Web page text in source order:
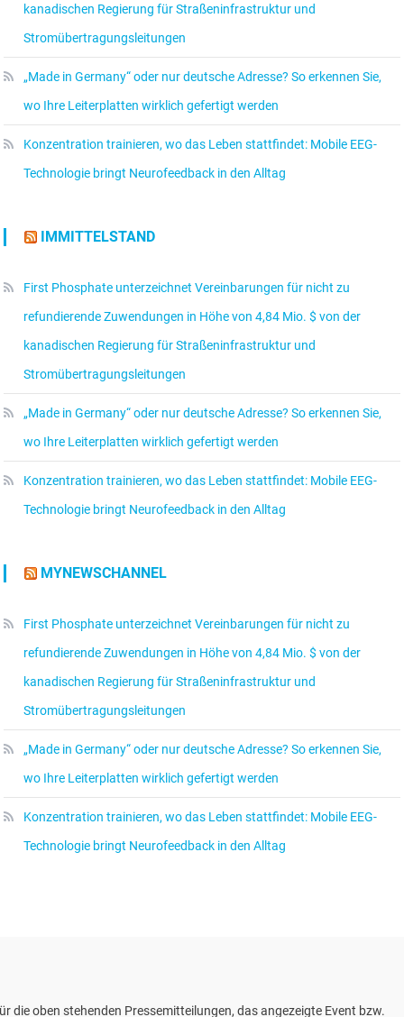
kanadischen Regierung für Straßeninfrastruktur und
Stromübertragungsleitungen
„Made in Germany“ oder nur deutsche Adresse? So erkennen Sie,
wo Ihre Leiterplatten wirklich gefertigt werden
Konzentration trainieren, wo das Leben stattfindet: Mobile EEG-
Technologie bringt Neurofeedback in den Alltag
IMMITTELSTAND
First Phosphate unterzeichnet Vereinbarungen für nicht zu
refundierende Zuwendungen in Höhe von 4,84 Mio. $ von der
kanadischen Regierung für Straßeninfrastruktur und
Stromübertragungsleitungen
„Made in Germany“ oder nur deutsche Adresse? So erkennen Sie,
wo Ihre Leiterplatten wirklich gefertigt werden
Konzentration trainieren, wo das Leben stattfindet: Mobile EEG-
Technologie bringt Neurofeedback in den Alltag
MYNEWSCHANNEL
First Phosphate unterzeichnet Vereinbarungen für nicht zu
refundierende Zuwendungen in Höhe von 4,84 Mio. $ von der
kanadischen Regierung für Straßeninfrastruktur und
Stromübertragungsleitungen
„Made in Germany“ oder nur deutsche Adresse? So erkennen Sie,
wo Ihre Leiterplatten wirklich gefertigt werden
Konzentration trainieren, wo das Leben stattfindet: Mobile EEG-
Technologie bringt Neurofeedback in den Alltag
die oben stehenden Pressemitteilungen, das angezeigte Event bzw.